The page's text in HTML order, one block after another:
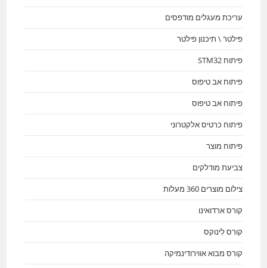
עריכת מעגלים מודפסים
פילטר \ תיכנון פילטר
פיתוח STM32
פיתוח אב טיפוס
פיתוח אב טיפוס
פיתוח כרטיס אלקטרוני
פיתוח מוצר
צביעת מודלקים
צילום מוצרים 360 מעלות
קורס ארדואינו
קורס לינוקס
קורס מבוא אווירודינמיקה